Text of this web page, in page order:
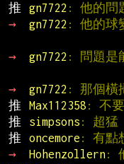
推
gn7722 : 他的問
→
gn7722 : 他的球
→
gn7722 : 問題是
→
gn7722 : 那個橫
推
Max112358 : 不要
推
simpsons : 超猛
推
oncemore : 有點
→
Hohenzollern: